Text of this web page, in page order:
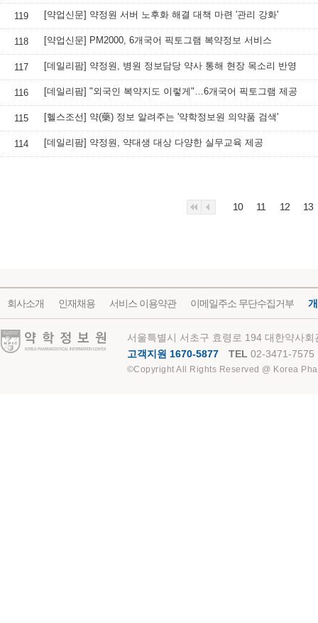
119 [약업신문] 약정원 서버 노후화 해결 대책 마련 '관리 강화'
118 [약업신문] PM2000, 6개국어 픽토그램 복약정보 서비스
117 [데일리팜] 약정원, 병원 정보담당 약사 통해 현장 목소리 반영
116 [데일리팜] "외국인 복약지도 이렇게"…6개국어 픽토그램 제공
115 [헬스조선] 약(藥) 정보 알려주는 '약학정보원 의약품 검색'
114 [데일리팜] 약정원, 약대생 대상 다양한 실무교육 제공
10 11 12 13
회사소개 인재채용 서비스 이용약관 이메일주소 무단수집거부
약학정보원
서울특별시 서초구 효령로 194 대한약사
고객지원 1670-5877
TEL 02-3471-7575
©Copyright All Rights Reserved @ Korea